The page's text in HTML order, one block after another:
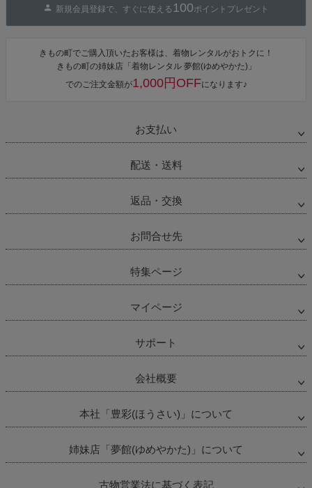
新規会員登録で、すぐに使える 100ポイントプレゼント
きもの町でご購入頂いたお客様は、着物レンタルがおトクに！
きもの町の姉妹店「着物レンタル 夢館(ゆめやかた)」
でのご注文金額が1,000円OFFになります♪
お支払い
配送・送料
返品・交換
お問合せ先
特集ページ
マイページ
サポート
会社概要
本社「豊彩(ほうさい)」について
姉妹店「夢館(ゆめやかた)」について
古物営業法に基づく表記